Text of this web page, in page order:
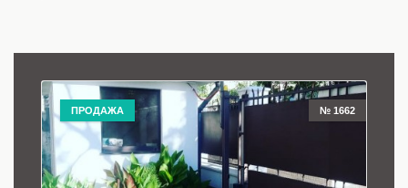
ПРОДАЖА № 1662